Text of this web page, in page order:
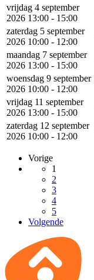
vrijdag 4 september
2026 13:00 - 15:00
zaterdag 5 september
2026 10:00 - 12:00
maandag 7 september
2026 13:00 - 15:00
woensdag 9 september
2026 10:00 - 12:00
vrijdag 11 september
2026 13:00 - 15:00
zaterdag 12 september
2026 10:00 - 12:00
Vorige
1
2
3
4
5
Volgende